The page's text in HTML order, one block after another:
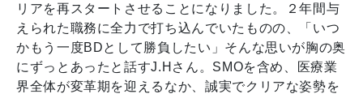
リアを再スタートさせることになりました。２年間与
えられた職務に全力で打ち込んでいたものの、「いつ
かもう一度BDとして勝負したい」そんな思いが胸の奥
にずっとあったと話すJ.Hさん。SMOを含め、医療業
界全体が変革期を迎えるなか、誠実でクリアな姿勢を